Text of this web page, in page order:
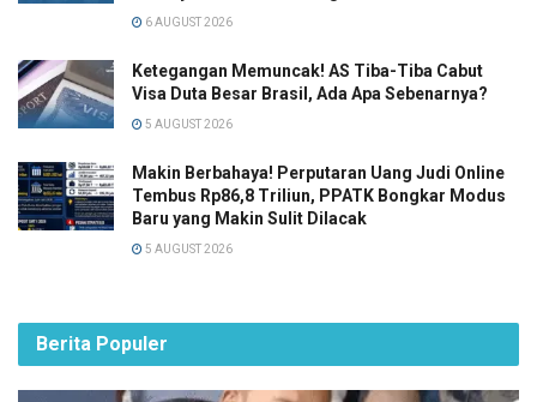
6 AUGUST 2026
Ketegangan Memuncak! AS Tiba-Tiba Cabut
Visa Duta Besar Brasil, Ada Apa Sebenarnya?
5 AUGUST 2026
Makin Berbahaya! Perputaran Uang Judi Online
Tembus Rp86,8 Triliun, PPATK Bongkar Modus
Baru yang Makin Sulit Dilacak
5 AUGUST 2026
Berita Populer